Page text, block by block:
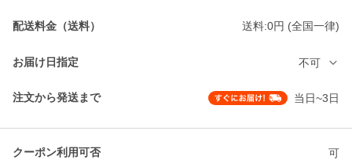
配送料金（送料） 送料:0円 (全国一律)
お届け日指定 不可
注文から発送まで 当日~3日
クーポン利用可否 可